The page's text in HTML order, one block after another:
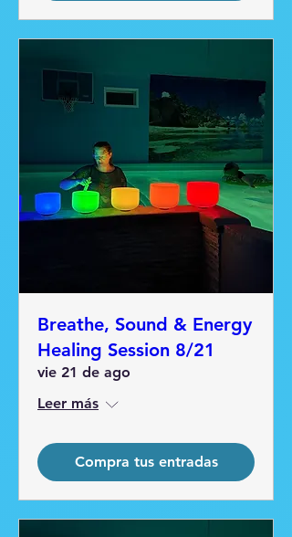
Breathe, Sound & Energy
Healing Session 8/21
vie 21 de ago
Leer más
Compra tus entradas